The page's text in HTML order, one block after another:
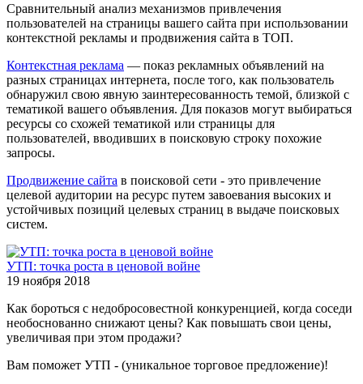
Сравнительный анализ механизмов привлечения
пользователей на страницы вашего сайта при использовании
контекстной рекламы и продвижения сайта в ТОП.
Контекстная реклама — показ рекламных объявлений на
разных страницах интернета, после того, как пользователь
обнаружил свою явную заинтересованность темой, близкой с
тематикой вашего объявления. Для показов могут выбираться
ресурсы со схожей тематикой или страницы для
пользователей, вводивших в поисковую строку похожие
запросы.
Продвижение сайта в поисковой сети - это привлечение
целевой аудитории на ресурс путем завоевания высоких и
устойчивых позиций целевых страниц в выдаче поисковых
систем.
УТП: точка роста в ценовой войне
19 ноября 2018
Как бороться с недобросовестной конкуренцией, когда соседи
необоснованно снижают цены? Как повышать свои цены,
увеличивая при этом продажи?
Вам поможет УТП - (уникальное торговое предложение)!